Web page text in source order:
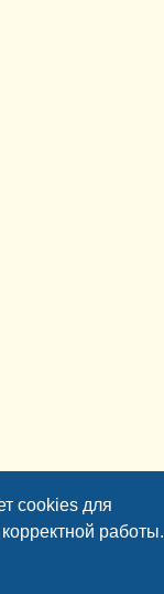
cookies для
работы.